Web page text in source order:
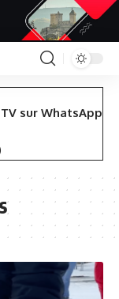
sur WhatsApp